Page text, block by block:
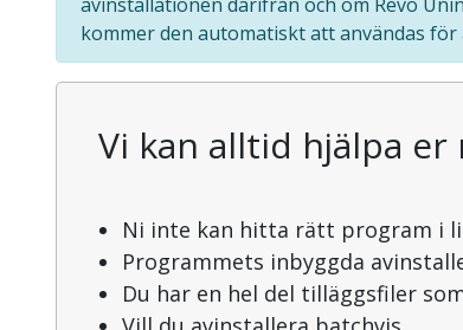
kommer den automatiskt att användas för
Vi kan alltid hjälpa er
Ni inte kan hitta rätt program i
Programmets inbyggda
Du har en hel del tilläggsfiler